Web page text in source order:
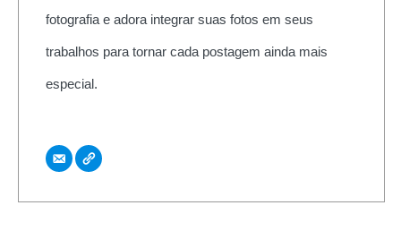
fotografia e adora integrar suas fotos em seus
trabalhos para tornar cada postagem ainda mais
especial.